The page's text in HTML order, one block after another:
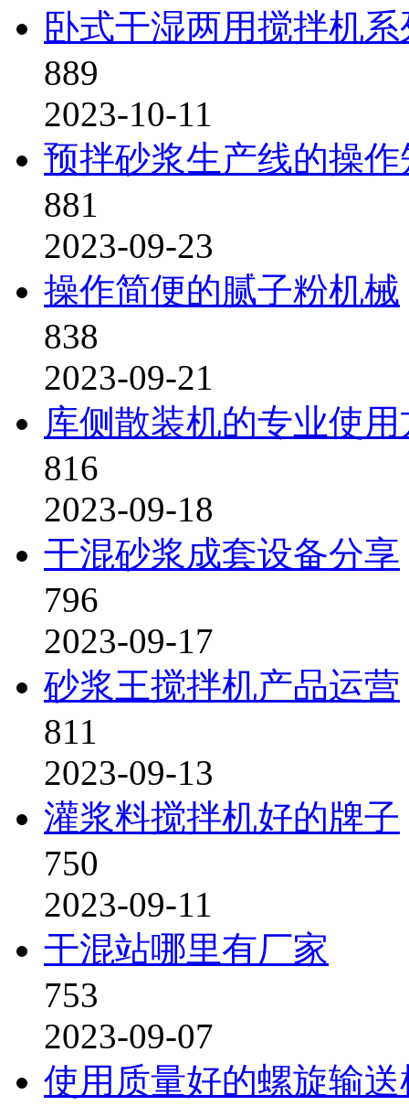
卧式干湿两用搅拌机
889
2023-10-11
预拌砂浆生产线的操作
881
2023-09-23
操作简便的腻子粉机械
838
2023-09-21
库侧散装机的专业使
816
2023-09-18
干混砂浆成套设备分享
796
2023-09-17
砂浆王搅拌机产品运营
811
2023-09-13
灌浆料搅拌机好的牌子
750
2023-09-11
干混站哪里有厂家
753
2023-09-07
使用质量好的螺旋输送